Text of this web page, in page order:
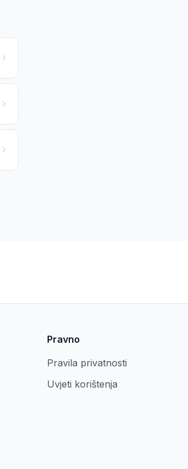
Pravno
Pravila privatnosti
Uvjeti korištenja